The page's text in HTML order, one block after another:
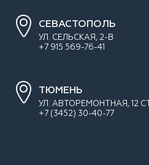
СЕВАСТОПОЛЬ
УЛ. СЕЛЬСКАЯ, 2-В
+7 915 569-76-41
ТЮМЕНЬ
УЛ. АВТОРЕМОНТНАЯ, 12
+7 (3452) 30-40-77